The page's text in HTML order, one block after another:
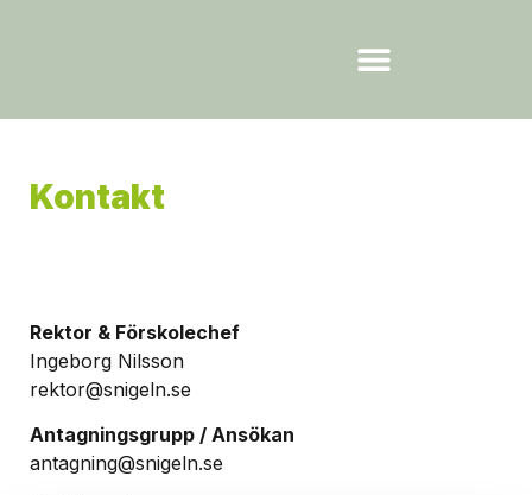
Kontakt
Rektor & Förskolechef
Ingeborg Nilsson
rektor@snigeln.se
Antagningsgrupp / Ansökan
antagning@snigeln.se